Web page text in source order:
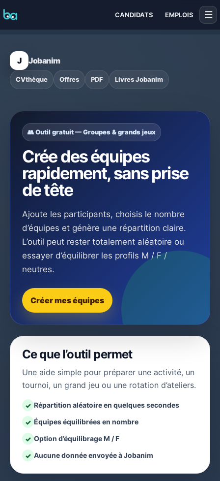
CANDIDATS EMPLOIS ☰
J Jobanim
CVthèque Offres PDF Livres Jobanim
👥 Outil gratuit — Groupes & grands jeux
Crée des équipes
rapidement, sans prise
de tête
Ajoute les participants, choisis le nombre
d’équipes et génère une répartition claire.
L’outil peut rester totalement aléatoire ou
essayer d’équilibrer les profils M / F /
neutres.
Créer mes équipes
Ce que l’outil permet
Une aide simple pour préparer une activité, un
tournoi, un grand jeu ou une rotation d’ateliers.
✓ Répartition aléatoire en quelques secondes
✓ Équipes équilibrées en nombre
✓ Option d’équilibrage M / F
✓ Aucune donnée envoyée à Jobanim